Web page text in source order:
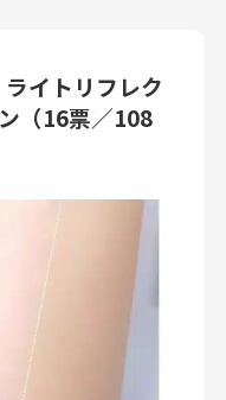
イトリフレク
（16票／108